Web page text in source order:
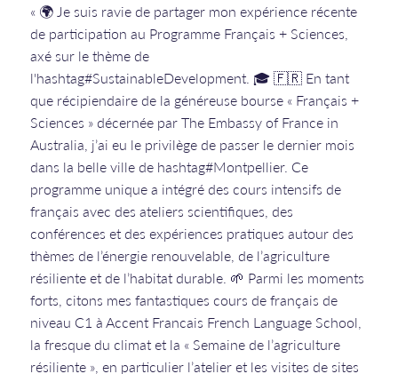
« 🌍 Je suis ravie de partager mon expérience récente
de participation au Programme Français + Sciences,
axé sur le thème de
l'hashtag#SustainableDevelopment. 🎓 🇫🇷 En tant
que récipiendaire de la généreuse bourse « Français +
Sciences » décernée par The Embassy of France in
Australia, j’ai eu le privilège de passer le dernier mois
dans la belle ville de hashtag#Montpellier. Ce
programme unique a intégré des cours intensifs de
français avec des ateliers scientifiques, des
conférences et des expériences pratiques autour des
thèmes de l’énergie renouvelable, de l’agriculture
résiliente et de l’habitat durable. 🌱 Parmi les moments
forts, citons mes fantastiques cours de français de
niveau C1 à Accent Francais French Language School,
la fresque du climat et la « Semaine de l’agriculture
résiliente », en particulier l’atelier et les visites de sites